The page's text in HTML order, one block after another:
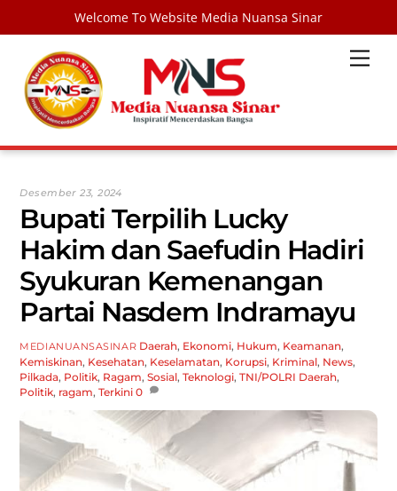
Welcome To Website Media Nuansa Sinar
content
Desember 23, 2024
Bupati Terpilih Lucky
Hakim dan Saefudin Hadiri
Syukuran Kemenangan
Partai Nasdem Indramayu
MEDIANUANSASINAR Daerah, Ekonomi, Hukum, Keamanan,
Kemiskinan, Kesehatan, Keselamatan, Korupsi, Kriminal, News,
Pilkada, Politik, Ragam,Sosial,Teknologi,TNI/POLRI Daerah,
Politik, ragam,Terkini 0